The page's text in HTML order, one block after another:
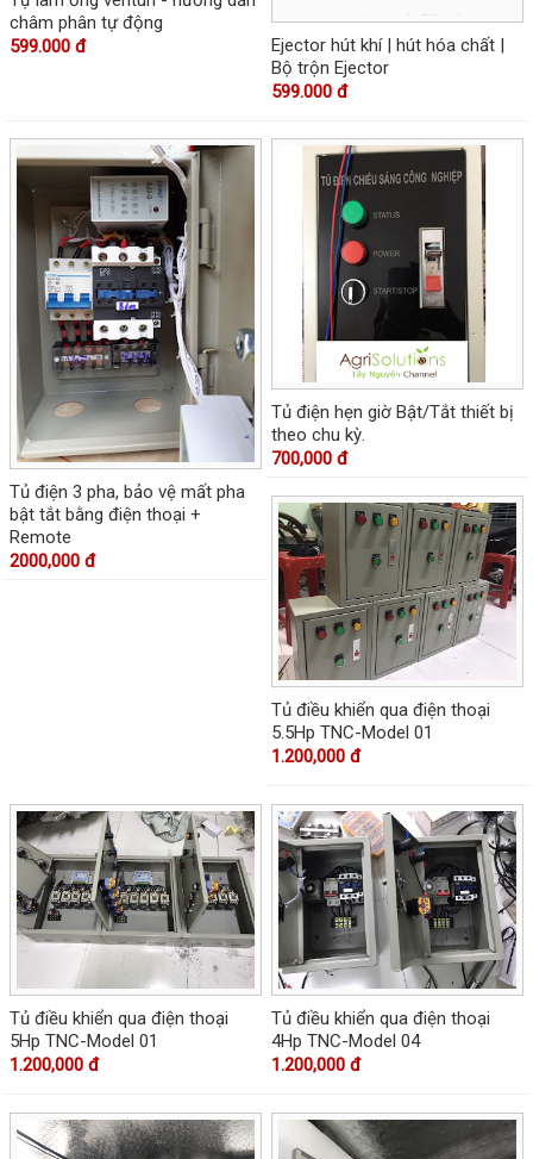
châm phân tự động
599.000 đ
Ejector hút khí | hút hóa chất |
Bộ trộn Ejector
599.000 đ
Tủ điện 3 pha, bảo vệ mất pha
bật tắt bằng điện thoại +
Remote
2000,000 đ
Tủ điện hẹn giờ Bật/Tắt thiết bị
theo chu kỳ.
700,000 đ
Tủ điều khiển qua điện thoại
5.5Hp TNC-Model 01
1.200,000 đ
Tủ điều khiển qua điện thoại
5Hp TNC-Model 01
1.200,000 đ
Tủ điều khiển qua điện thoại
4Hp TNC-Model 04
1.200,000 đ